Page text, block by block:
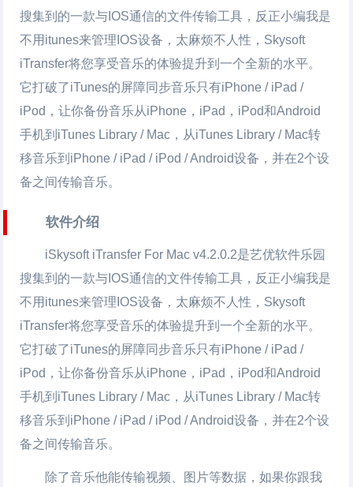
搜集到的一款与IOS通信的文件传输工具，反正小编我是
不用itunes来管理IOS设备，太麻烦不人性，Skysoft
iTransfer将您享受音乐的体验提升到一个全新的水平。
它打破了iTunes的屏障同步音乐只有iPhone / iPad /
iPod，让你备份音乐从iPhone，iPad，iPod和Android
手机到iTunes Library / Mac，从iTunes Library / Mac转
移音乐到iPhone / iPad / iPod / Android设备，并在2个设
备之间传输音乐。
软件介绍
iSkysoft iTransfer For Mac v4.2.0.2是艺优软件乐园
搜集到的一款与IOS通信的文件传输工具，反正小编我是
不用itunes来管理IOS设备，太麻烦不人性，Skysoft
iTransfer将您享受音乐的体验提升到一个全新的水平。
它打破了iTunes的屏障同步音乐只有iPhone / iPad /
iPod，让你备份音乐从iPhone，iPad，iPod和Android
手机到iTunes Library / Mac，从iTunes Library / Mac转
移音乐到iPhone / iPad / iPod / Android设备，并在2个设
备之间传输音乐。
除了音乐他能传输视频、图片等数据，如果你跟我